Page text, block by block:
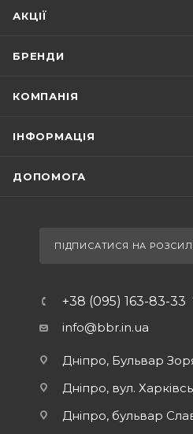
АКЦІЇ
БРЕНДИ
КОМПАНІЯ
ІНФОРМАЦІЯ
ДОПОМОГА
ПІДПИСАТИСЯ НА
+38 (095) 163-83-33
info@bbr.in.ua
Дніпро, Бульвар
Дніпро, вул.
Дніпро, бульвар